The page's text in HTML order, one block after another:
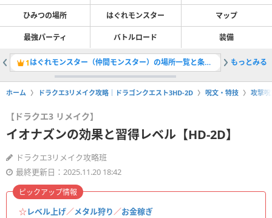
ひみつの場所 はぐれモンスター マップ
最強パーティ バトルロード 装備
1 はぐれモンスター（仲間モンスター）の場所一覧と条件・全121体掲載 2小さな
もっとみる
ホーム ドラクエ3リメイク攻略｜ドラゴンクエスト3HD-2D 呪文・特技 攻撃
【ドラクエ3 リメイク】
イオナズンの効果と習得レベル【HD-2D】
ドラクエ3リメイク攻略班
最終更新日：2025.11.20 18:42
☆レベル上げ／メタル狩り／お金稼ぎ
ピックアップ情報